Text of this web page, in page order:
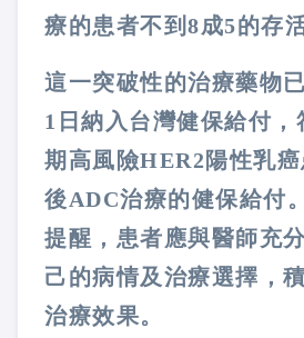
療的患者不到8成5的存活
這一突破性的治療藥物
1日納入台灣健保給付，
期高風險HER2陽性乳
後ADC治療的健保給付
提醒，患者應與醫師充
己的病情及治療選擇，
治療效果。